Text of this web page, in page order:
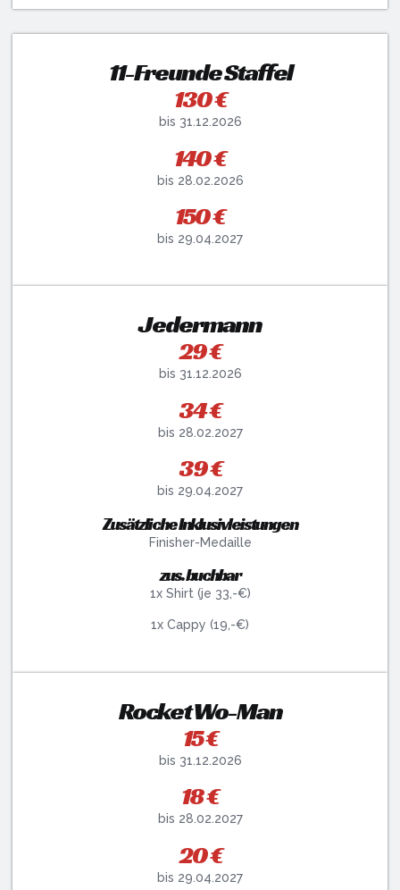
11-Freunde Staffel
130 €
bis 31.12.2026
140 €
bis 28.02.2026
150 €
bis 29.04.2027
Jedermann
29 €
bis 31.12.2026
34 €
bis 28.02.2027
39 €
bis 29.04.2027
Zusätzliche Inklusivleistungen
Finisher-Medaille
zus. buchbar
1x Shirt (je 33,-€)
1x Cappy (19,-€)
Rocket Wo-Man
15 €
bis 31.12.2026
18 €
bis 28.02.2027
20 €
bis 29.04.2027